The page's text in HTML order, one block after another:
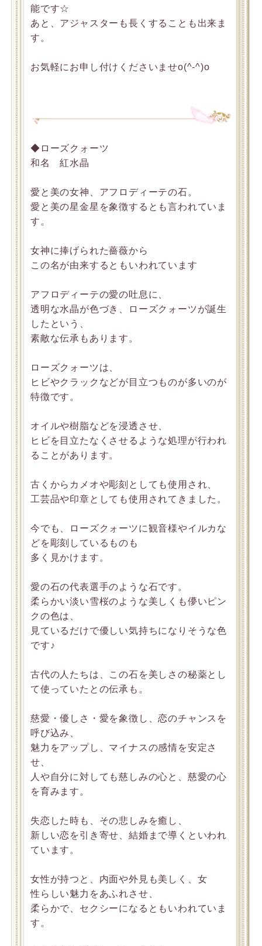
能です☆
あと、アジャスターも長くすることも出来ま
す。
お気軽にお申し付けくださいませo(^-^)o
◆ローズクォーツ
和名 紅水晶
愛と美の女神、アフロディーテの石。
愛と美の星金星を象徴するとも言われていま
す。
女神に捧げられた薔薇から
この名が由来するともいわれています
アフロディーテの愛の吐息に、
透明な水晶が色づき、ローズクォーツが誕生
したという、
素敵な伝承もあります。
ローズクォーツは、
ヒビやクラックなどが目立つものが多いのが
特徴です。
オイルや樹脂などを浸透させ、
ヒビを目立たなくさせるような処理が行われ
ることがあります。
古くからカメオや彫刻としても使用され、
工芸品や印章としても使用されてきました。
今でも、ローズクォーツに観音様やイルカな
どを彫刻しているものも
多く見かけます。
愛の石の代表選手のような石です。
柔らかい淡い雪桜のような美しくも儚いピン
クの色は、
見ているだけで優しい気持ちになりそうな色
です♪
古代の人たちは、この石を美しさの秘薬とし
て使っていたとの伝承も。
慈愛・優しさ・愛を象徴し、恋のチャンスを
呼び込み、
魅力をアップし、マイナスの感情を安定さ
せ、
人や自分に対しても慈しみの心と、慈愛の心
を育みます。
失恋した時も、その悲しみを癒し、
新しい恋を引き寄せ、結婚まで導くといわれ
ています。
女性が持つと、内面や外見も美しく、女
性らしい魅力をあふれさせ、
柔らかで、セクシーになるともいわれていま
す。